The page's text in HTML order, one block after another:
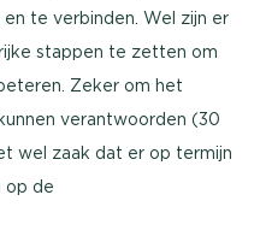
te verbinden. Wel zijn er
stappen te zetten om
Zeker om het
verantwoorden (30
wel zaak dat er op termijn
op de